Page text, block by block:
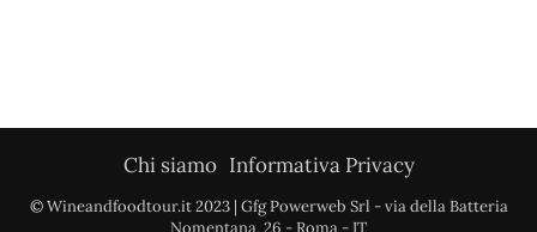
Chi siamo Informativa Privacy
© Wineandfoodtour.it 2023 | Gfg Powerweb Srl - via della Batteria
Nomentana, 26 - Roma - IT